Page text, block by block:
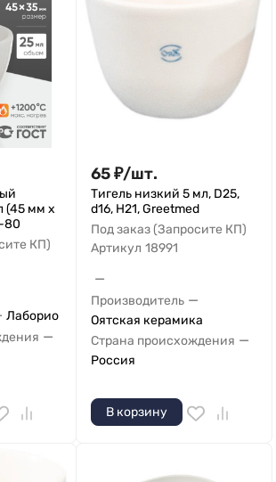
(45 мм х
80
КП)
Лаборио
—
65₽/шт.
Тигель низкий 5 мл, D25,
d16, Н21, Greetmed
Под заказ (Запросите КП)
Артикул 18991
—
Производитель —
Оятская керамика
Страна происхождения —
Россия
В корзину